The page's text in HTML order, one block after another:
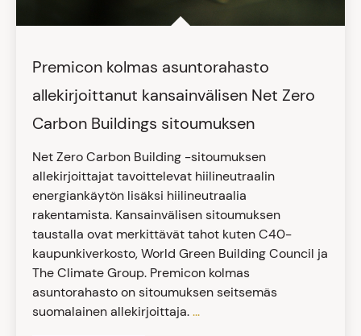
Premicon kolmas asuntorahasto
allekirjoittanut kansainvälisen Net Zero
Carbon Buildings sitoumuksen
Net Zero Carbon Building -sitoumuksen
allekirjoittajat tavoittelevat hiilineutraalin
energiankäytön lisäksi hiilineutraalia
rakentamista. Kansainvälisen sitoumuksen
taustalla ovat merkittävät tahot kuten C40-
kaupunkiverkosto, World Green Building Council ja
The Climate Group. Premicon kolmas
asuntorahasto on sitoumuksen seitsemäs
suomalainen allekirjoittaja....